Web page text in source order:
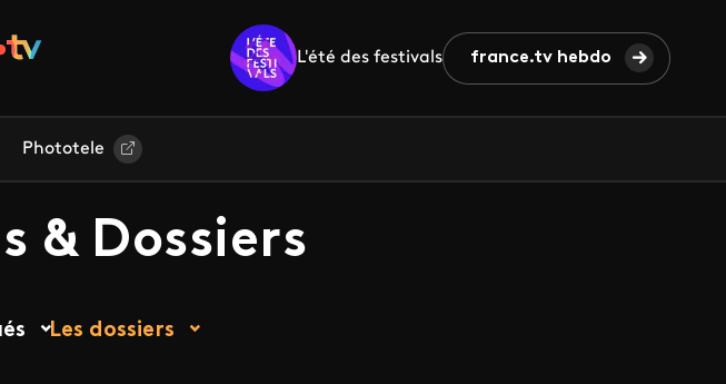
L'été des festivals france.tv hebdo
Phototele
& Dossiers
Les dossiers